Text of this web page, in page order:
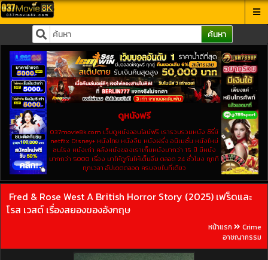
ค้นหา
ดูหนังฟรี
037movie8k.com เว็บดูหนังออนไลน์ฟรี เรารวบรวมหนัง ซีรี่ย์
netflix Disney+ หนังไทย หนังจีน หนังฝรั่ง อนิเมชั่น หนังใหม่
ชนโรง หนังเก่า คลังหนังของเราเก็บหนังมากว่า 15 ปี มีหนัง
มากกว่า 5000 เรื่อง มาให้ดูกันให้เต็มอิ่ม ตลอด 24 ชั่วโมง ทุกที
ทุกเวลา อัปเดตตลอด ครบจบในที่เดียว
Fred & Rose West A British Horror Story (2025) เฟร็ดและ
โรส เวสต์ เรื่องสยองของอังกฤษ
หน้าแรก
Crime
อาชญากรรม